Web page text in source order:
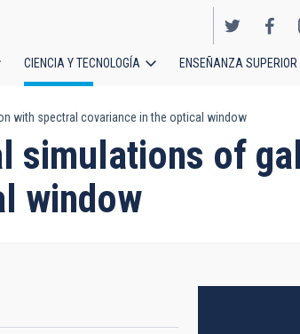
CIENCIA Y TECNOLOGÍA ENSEÑANZA SUPERIOR
with spectral covariance in the optical window
simulations of
window